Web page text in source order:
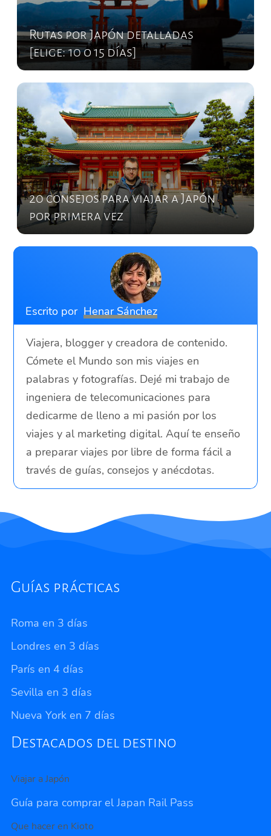
Rutas por Japón detalladas
[elige: 10 o 15 días]
20 consejos para viajar a Japón
por primera vez
Escrito por Henar Sánchez
Viajera, blogger y creadora de contenido.
Cómete el Mundo son mis viajes en
palabras y fotografías. Dejé mi trabajo de
ingeniera de telecomunicaciones para
dedicarme de lleno a mi pasión por los
viajes y al marketing digital. Aquí te enseño
a preparar viajes por libre de forma fácil a
través de guías, consejos y anécdotas.
Guías prácticas
Roma en 3 días
Londres en 3 días
París en 4 días
Sevilla en 3 días
Nueva York en 7 días
Destacados del destino
Viajar a Japón
Guía para comprar el Japan Rail Pass
Que hacer en Kioto